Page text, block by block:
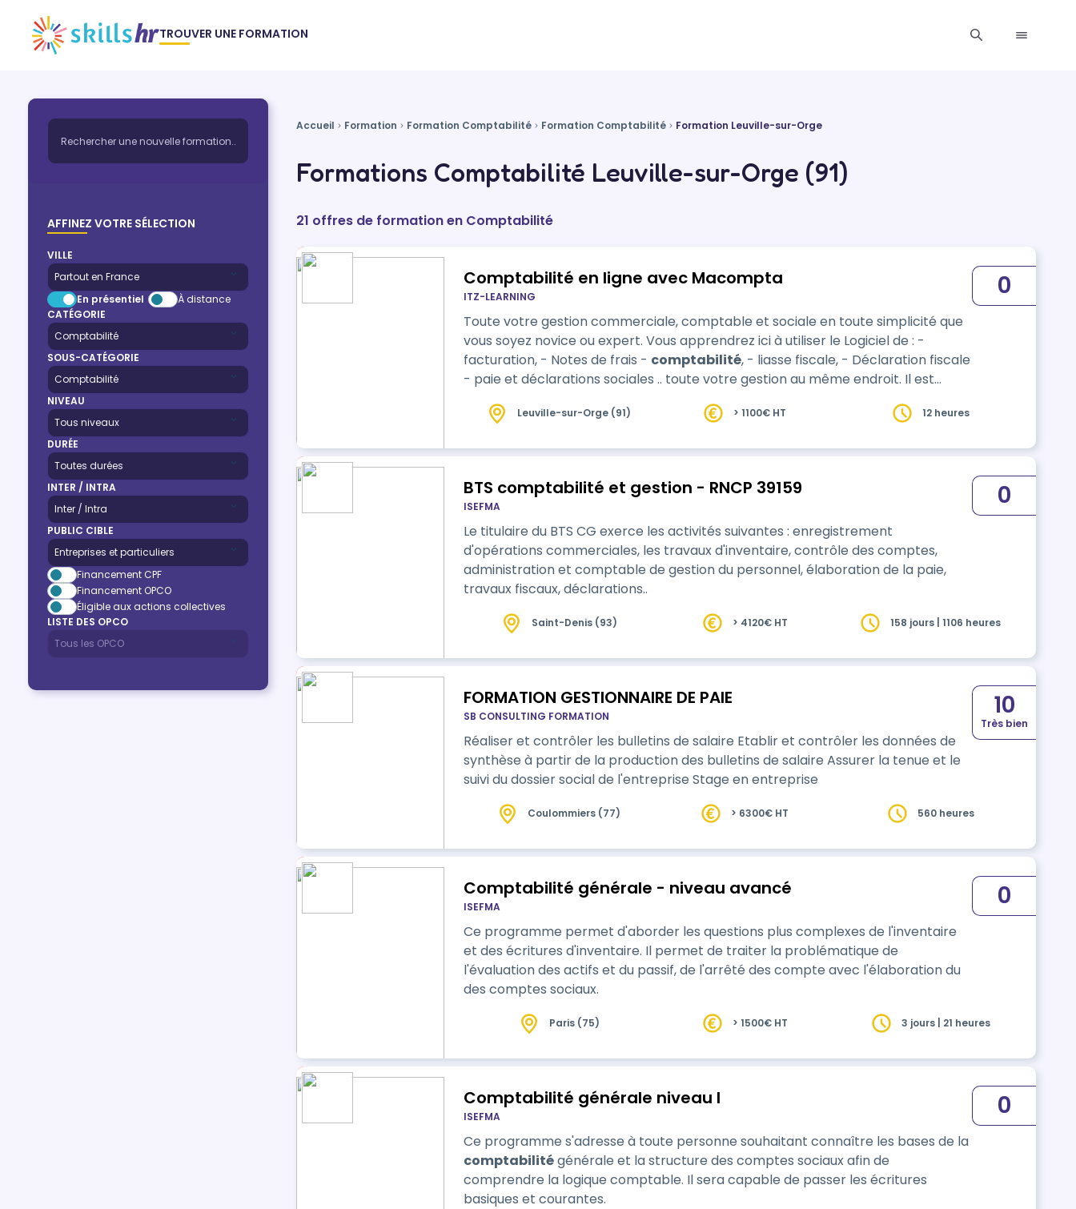
TROUVER UNE FORMATION
AFFINEZ VOTRE SÉLECTION
VILLE
En présentiel
À distance
CATÉGORIE
SOUS-CATÉGORIE
NIVEAU
DURÉE
INTER / INTRA
PUBLIC CIBLE
Financement CPF
Financement OPCO
Éligible aux actions collectives
LISTE DES OPCO
Accueil Formation Formation Comptabilité Formation Comptabilité Formation Leuville-sur-Orge
Formations Comptabilité Leuville-sur-Orge (91)
21 offres de formation en Comptabilité
Comptabilité en ligne avec Macompta
ITZ-LEARNING
Toute votre gestion commerciale, comptable et sociale en toute simplicité que
vous soyez novice ou expert. Vous apprendrez ici à utiliser le Logiciel de : -
facturation, - Notes de frais - comptabilité, - liasse fiscale, - Déclaration fiscale
- paie et déclarations sociales .. toute votre gestion au même endroit. Il est
n'avez pas besoin d'avoir des compé…
0
Leuville-sur-Orge (91) > 1100€ HT 12 heures
BTS comptabilité et gestion - RNCP 39159
ISEFMA
Le titulaire du BTS CG exerce les activités suivantes : enregistrement
d'opérations commerciales, les travaux d'inventaire, contrôle des comptes,
administration et comptable de gestion du personnel, élaboration de la paie,
travaux fiscaux, déclarations..
0
Saint-Denis (93) > 4120€ HT 158 jours | 1106 heures
FORMATION GESTIONNAIRE DE PAIE
SB CONSULTING FORMATION
Réaliser et contrôler les bulletins de salaire Etablir et contrôler les données de
synthèse à partir de la production des bulletins de salaire Assurer la tenue et le
suivi du dossier social de l'entreprise Stage en entreprise
10
Très bien
Coulommiers (77) > 6300€ HT 560 heures
Comptabilité générale - niveau avancé
ISEFMA
Ce programme permet d'aborder les questions plus complexes de l'inventaire
et des écritures d'inventaire. Il permet de traiter la problématique de
l'évaluation des actifs et du passif, de l'arrêté des compte avec l'élaboration du
des comptes sociaux.
0
Paris (75) > 1500€ HT 3 jours | 21 heures
Comptabilité générale niveau I
ISEFMA
Ce programme s'adresse à toute personne souhaitant connaître les bases de la
comptabilitégénérale et la structure des comptes sociaux afin de
comprendre la logique comptable. Il sera capable de passer les écritures
basiques et courantes.
0